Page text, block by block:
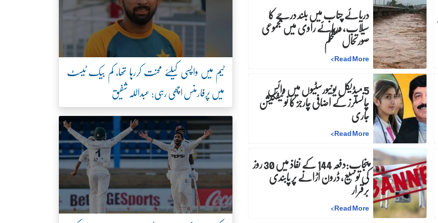
دریائے چناب میں بلند درجے کا
سیلاب، دریائے راوی میں مجموعی
صورتحال مستحکم
Read More
>
5 میڈیکل یونیورسٹیوں میں وائس
چانسلرز کے اضافی چارجز کا نوٹیفکیشن
جاری
Read More
>
پنجاب:دفعہ 144 کے نفاذ میں 30 روز کی توسیع، ڈرون اُڑانے پر پابندی
برقرار
Read More
>
ٹیم میں واپسی کیلئے محنت کررہا تھا، کم بیک ٹیسٹ
میں پرفارمنس اچھی رہی: عبداللہ شفیق